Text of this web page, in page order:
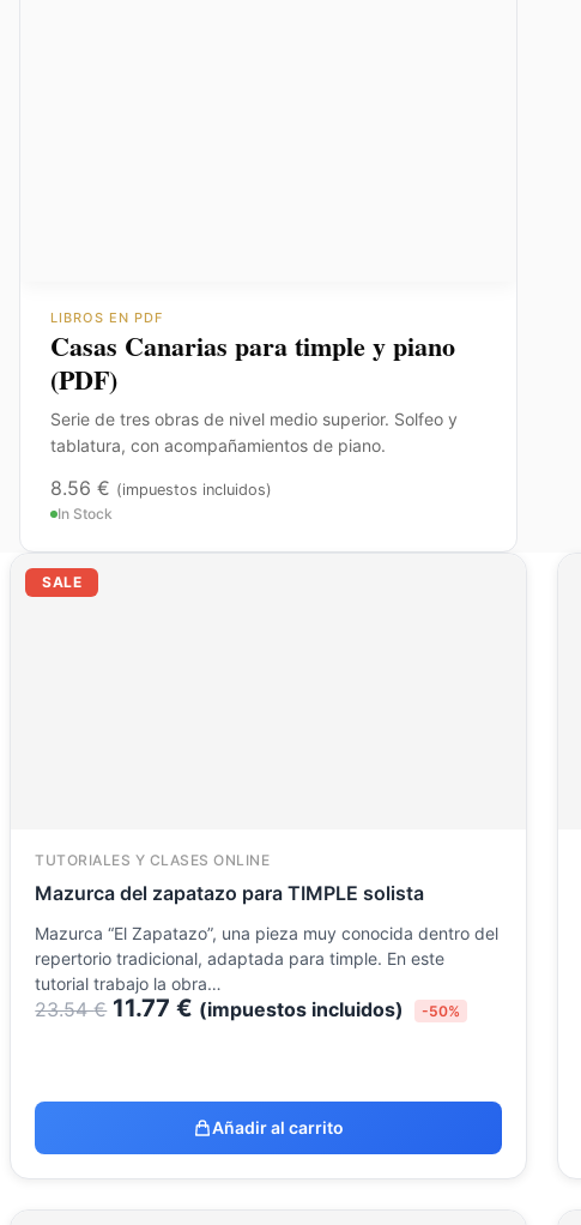
LIBROS EN PDF
Casas Canarias para timple y piano
(PDF)
Serie de tres obras de nivel medio superior. Solfeo y
tablatura, con acompañamientos de piano.
8.56 € (impuestos incluidos)
In Stock
SALE
TUTORIALES Y CLASES ONLINE
Mazurca del zapatazo para TIMPLE solista
Mazurca “El Zapatazo”, una pieza muy conocida dentro del
repertorio tradicional, adaptada para timple. En este
tutorial trabajo la obra…
23.54€ 11.77€ (impuestos incluidos) -50%
Añadir al carrito